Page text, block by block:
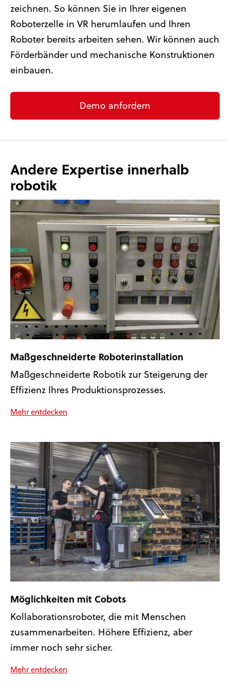
zeichnen. So können Sie in Ihrer eigenen
Roboterzelle in VR herumlaufen und Ihren
Roboter bereits arbeiten sehen. Wir können auch
Förderbänder und mechanische Konstruktionen
einbauen.
Demo anfordern
Andere Expertise innerhalb
robotik
Maßgeschneiderte Roboterinstallation
Maßgeschneiderte Robotik zur Steigerung der
Effizienz Ihres Produktionsprozesses.
Mehr entdecken
Möglichkeiten mit Cobots
Kollaborationsroboter, die mit Menschen
zusammenarbeiten. Höhere Effizienz, aber
immer noch sehr sicher.
Mehr entdecken